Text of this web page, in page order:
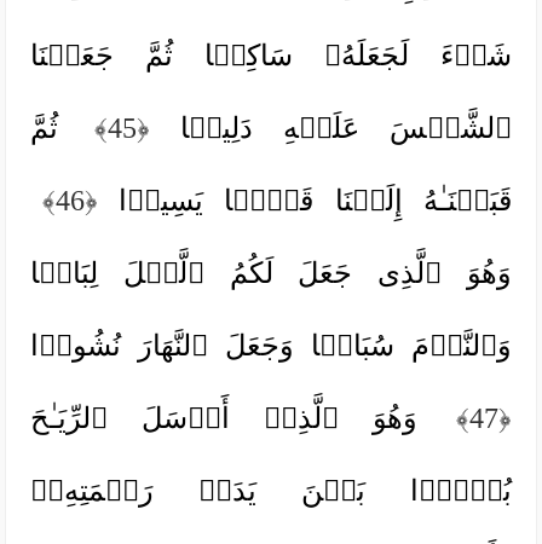
شَاۤءَ لَجَعَلَهُۥ سَاكِنࣰا ثُمَّ جَعَلۡنَا
ٱلشَّمۡسَ عَلَیۡهِ دَلِیلࣰا ﴿45﴾ ثُمَّ
قَبَضۡنَـٰهُ إِلَیۡنَا قَبۡضࣰا یَسِیرࣰا ﴿46﴾
وَهُوَ ٱلَّذِی جَعَلَ لَكُمُ ٱلَّیۡلَ لِبَاسࣰا
وَٱلنَّوۡمَ سُبَاتࣰا وَجَعَلَ ٱلنَّهَارَ نُشُورࣰا
﴿47﴾ وَهُوَ ٱلَّذِیۤ أَرۡسَلَ ٱلرِّیَـٰحَ
بُشۡرَۢا بَیۡنَ یَدَیۡ رَحۡمَتِهِۦۚ